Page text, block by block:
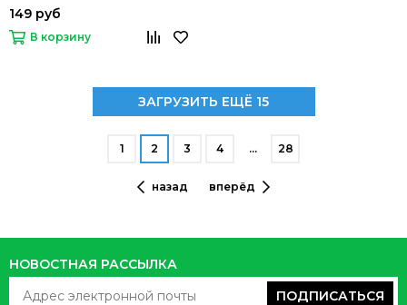
149 руб
В корзину
ЗАГРУЗИТЬ ЕЩЁ 15
назад
1 2 3 4 … 28
вперёд
НОВОСТНАЯ РАССЫЛКА
ПОДПИСАТЬСЯ